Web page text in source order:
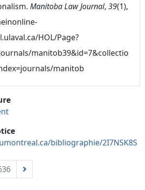
Manitoba Law Journal, 39(1),
HOL/Page?
manitob39&id=7&collectio
manitob
bibliographie/2I7NSK8S